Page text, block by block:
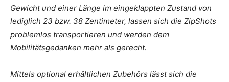
Gewicht und einer Länge im eingeklappten Zustand von
lediglich 23 bzw. 38 Zentimeter, lassen sich die ZipShots
problemlos transportieren und werden dem
Mobilitätsgedanken mehr als gerecht.
Mittels optional erhältlichen Zubehörs lässt sich die